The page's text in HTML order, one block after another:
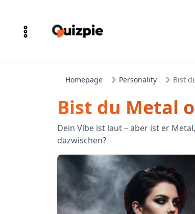
Homepage Personality Bist
Bist du Metal
Dein Vibe ist laut – aber ist er
dazwischen?